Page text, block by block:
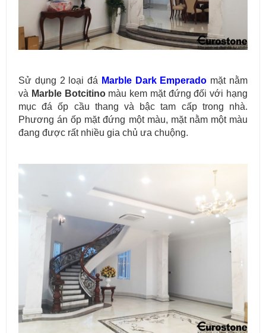
Sử dụng 2 loại đá Marble Dark Emperado mặt nằm
và Marble Botcitinomàu kem mặt đứng đối với hạng
mục đá ốp cầu thang và bậc tam cấp trong nhà.
Phương án ốp mặt đứng một màu, mặt nằm một màu
đang được rất nhiều gia chủ ưa chuộng.